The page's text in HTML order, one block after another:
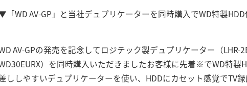
「WD AV-GP」と当社デュプリケーターを同時購入でWD特製
AV-GPの発売を記念してロジテック製デュプリケーター（LHR-
）を同時購入いただきましたお客様に先着※でWD特製
ししやすいデュプリケーターを使い、HDDにカセット感覚でTV